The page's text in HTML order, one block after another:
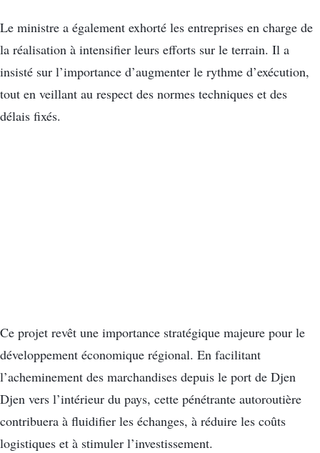
Le ministre a également exhorté les entreprises en charge de
la réalisation à intensifier leurs efforts sur le terrain. Il a
insisté sur l’importance d’augmenter le rythme d’exécution,
tout en veillant au respect des normes techniques et des
délais fixés.
Ce projet revêt une importance stratégique majeure pour le
développement économique régional. En facilitant
l’acheminement des marchandises depuis le port de Djen
Djen vers l’intérieur du pays, cette pénétrante autoroutière
contribuera à fluidifier les échanges, à réduire les coûts
logistiques et à stimuler l’investissement.